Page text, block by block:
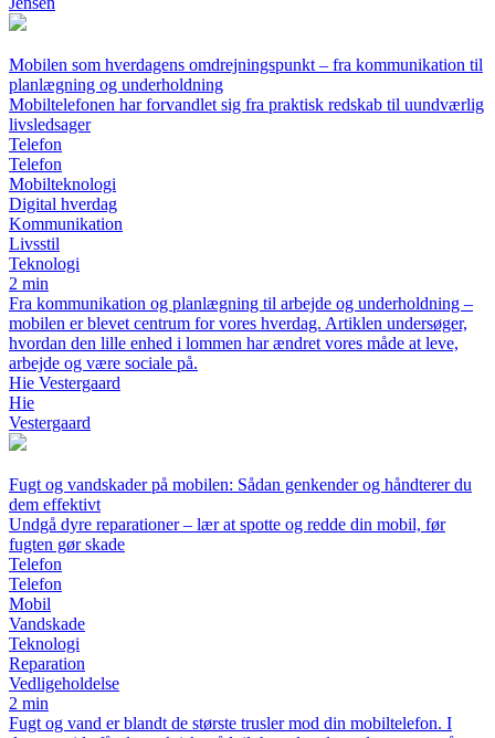
Mobilen som hverdagens omdrejningspunkt – fra kommunikation til
planlægning og underholdning
Mobiltelefonen har forvandlet sig fra praktisk redskab til uundværlig
livsledsager
Telefon
Telefon
Mobilteknologi
Digital hverdag
Kommunikation
Livsstil
Teknologi
2 min
Fra kommunikation og planlægning til arbejde og underholdning –
mobilen er blevet centrum for vores hverdag. Artiklen undersøger,
hvordan den lille enhed i lommen har ændret vores måde at leve,
arbejde og være sociale på.
Hie Vestergaard
Hie
Vestergaard
Fugt og vandskader på mobilen: Sådan genkender og håndterer du
dem effektivt
Undgå dyre reparationer – lær at spotte og redde din mobil, før
fugten gør skade
Telefon
Telefon
Mobil
Vandskade
Teknologi
Reparation
Vedligeholdelse
2 min
Fugt og vand er blandt de største trusler mod din mobiltelefon. I